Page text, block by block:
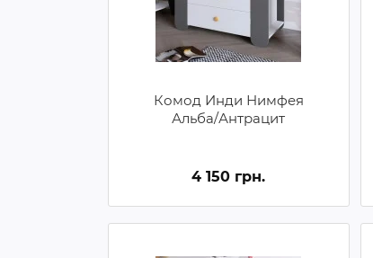
Комод Инди Нимфея
Альба/Антрацит
4 150 грн.